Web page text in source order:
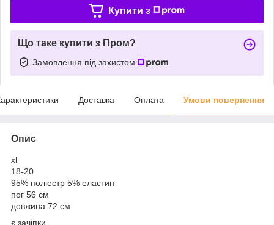
Купити з
Що таке купити з Пром?
Замовлення під захистом
Доставка Оплата Умови повернення
Опис
xl
18-20
95% поліестр 5% еластин
пог 56 см
довжина 72 см
є зачіпки